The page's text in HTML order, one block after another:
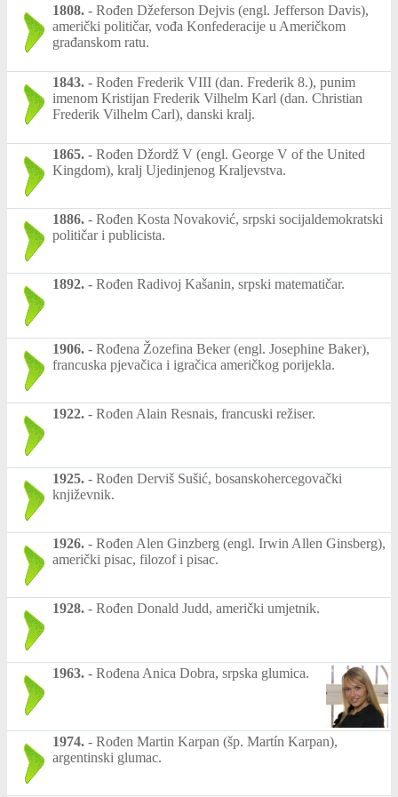
1808. - Rođen Džeferson Dejvis (engl. Jefferson Davis),
američki političar, vođa Konfederacije u Američkom
građanskom ratu.
1843. - Rođen Frederik VIII (dan. Frederik 8.), punim
imenom Kristijan Frederik Vilhelm Karl (dan. Christian
Frederik Vilhelm Carl), danski kralj.
1865. - Rođen Džordž V (engl. George V of the United
Kingdom), kralj Ujedinjenog Kraljevstva.
1886. - Rođen Kosta Novaković, srpski socijaldemokratski
političar i publicista.
1892. - Rođen Radivoj Kašanin, srpski matematičar.
1906. - Rođena Žozefina Beker (engl. Josephine Baker),
francuska pjevačica i igračica američkog porijekla.
1922. - Rođen Alain Resnais, francuski režiser.
1925. - Rođen Derviš Sušić, bosanskohercegovački
književnik.
1926. - Rođen Alen Ginzberg (engl. Irwin Allen Ginsberg),
američki pisac, filozof i pisac.
1928. - Rođen Donald Judd, američki umjetnik.
1963. - Rođena Anica Dobra, srpska glumica.
1974. - Rođen Martin Karpan (šp. Martín Karpan),
argentinski glumac.